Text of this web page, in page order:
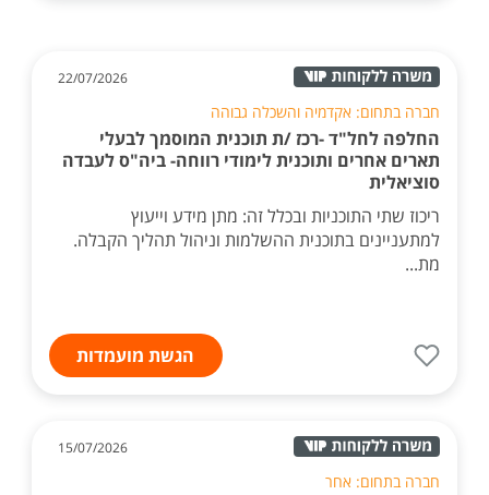
22/07/2026
חברה בתחום: אקדמיה והשכלה גבוהה
החלפה לחל"ד -רכז /ת תוכנית המוסמך לבעלי
תארים אחרים ותוכנית לימודי רווחה- ביה"ס לעבדה
סוציאלית
ריכוז שתי התוכניות ובכלל זה: מתן מידע וייעוץ
למתעניינים בתוכנית ההשלמות וניהול תהליך הקבלה.
מת...
הגשת מועמדות
15/07/2026
חברה בתחום: אחר